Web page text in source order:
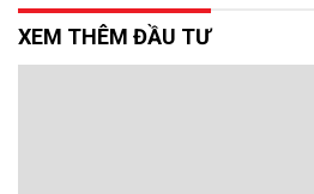
XEM THÊM ĐẦU TƯ